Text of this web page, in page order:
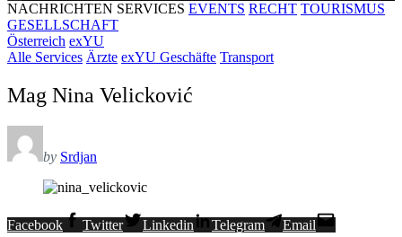
NACHRICHTEN SERVICES EVENTS RECHT TOURISMUS
GESELLSCHAFT
Österreich exYU
Alle Services Ärzte exYU Geschäfte Transport
Mag Nina Velicković
by Srdjan
Facebook Twitter Linkedin Telegram
Email